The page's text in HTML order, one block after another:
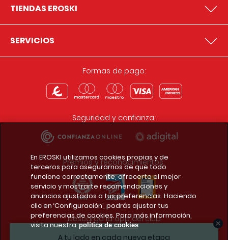
A tu lado en cada nueva etapa
TIENDAS EROSKI
SERVICIOS
Formas de pago:
Seguridad y confianza:
Premios y reconocimientos:
Descarga la app del club
En EROSKI utilizamos cookies propias y de
terceros para asegurarnos de que todo
funcione correctamente, ofrecerte el mejor
servicio y mostrarte recomendaciones y
anuncios ajustados a tus preferencias. Haciendo
clic en ‘Configuración’, podrás ajustar tus
preferencias de cookies. Para más información,
visita nuestra política de cookies